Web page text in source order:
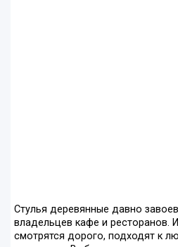
Стулья деревянные давно
владельцев кафе и ресторанов.
смотрятся дорого, подходят к